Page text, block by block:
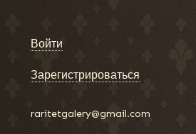
Войти
Зарегистрироваться
raritetgalery@gmail.com